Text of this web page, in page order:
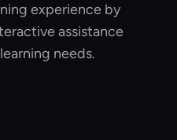
experience by
assistance
needs.